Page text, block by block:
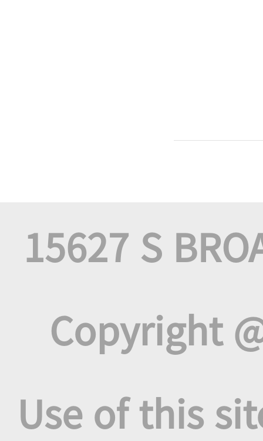
15627 S
Copyright
Use of this